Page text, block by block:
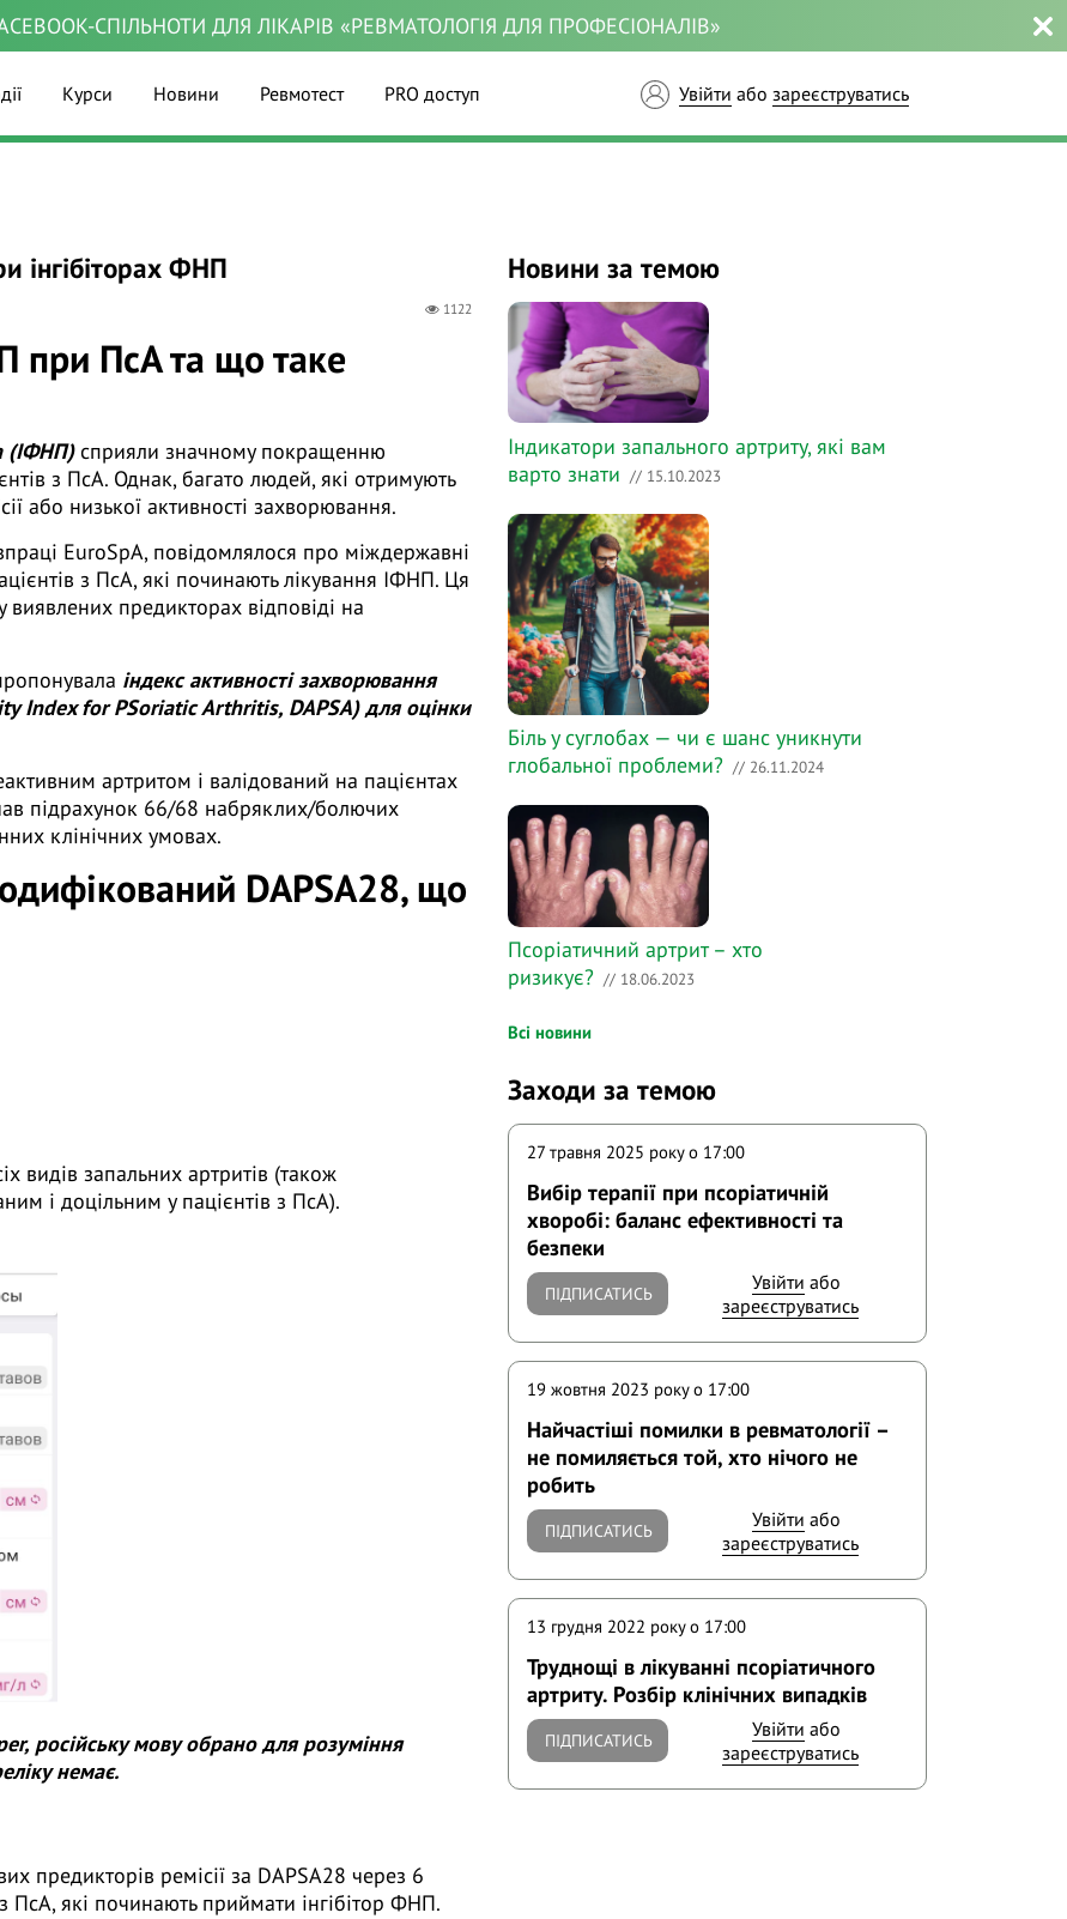
СПІЛЬНОТИ ДЛЯ ЛІКАРІВ «РЕВМАТОЛОГІЯ ДЛЯ ПРОФЕСІОНАЛІВ»
Курси Новини Ревмотест PRO доступ Увійти або зареєструватись
інгібіторах ФНП
1122
при ПсА та що таке
(ІФНП)сприяли значному покращенню
з ПсА. Однак, багато людей, які отримують
або низької активності захворювання.
EuroSpA, повідомлялося про міждержавні
з ПсА, які починають лікування ІФНП. Ця
предикторах відповіді на
індекс активності захворювання
Index for PSoriatic Arthritis, DAPSA) для оцінки
артритом і валідований на пацієнтах
підрахунок 66/68 набряклих/болючих
клінічних умовах.
DAPSA28, що
видів запальних артритів (також
і доцільним у пацієнтів з ПсА).
російську мову обрано для розуміння
немає.
предикторів ремісії за DAPSA28 через 6
ПсА, які починають приймати інгібітор ФНП.
Новини за темою
Індикатори запального артриту, які вам
варто знати // 15.10.2023
Біль у суглобах — чи є шанс уникнути
глобальної проблеми? // 26.11.2024
Псоріатичний артрит – хто
ризикує? // 18.06.2023
Всі новини
Заходи за темою
27 травня 2025 року o 17:00
Вибір терапії при псоріатичній
хворобі: баланс ефективності та
безпеки
ПІДПИСАТИСЬ Увійти або
зареєструватись
19 жовтня 2023 року o 17:00
Найчастіші помилки в ревматології –
не помиляється той, хто нічого не
робить
ПІДПИСАТИСЬ Увійти або
зареєструватись
13 грудня 2022 року o 17:00
Труднощі в лікуванні псоріатичного
артриту. Розбір клінічних випадків
ПІДПИСАТИСЬ Увійти або
зареєструватись